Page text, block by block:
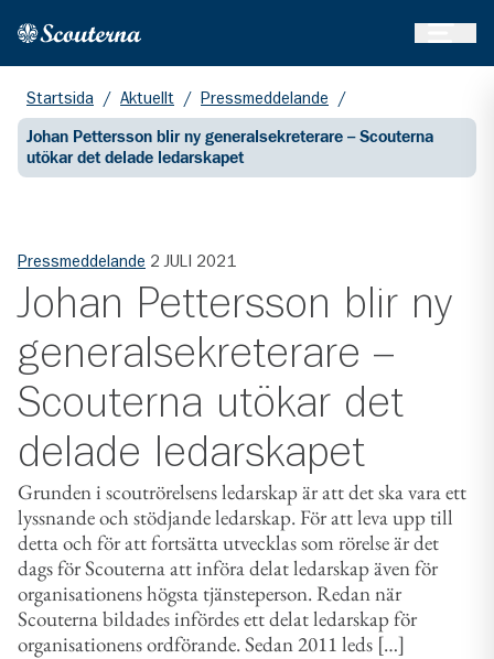
Hem
Startsida / Aktuellt / Pressmeddelande /
Johan Pettersson blir ny generalsekreterare – Scouterna
utökar det delade ledarskapet
Pressmeddelande 2 JULI 2021
Johan Pettersson blir ny
generalsekreterare –
Scouterna utökar det
delade ledarskapet
Grunden i scoutrörelsens ledarskap är att det ska vara ett
lyssnande och stödjande ledarskap. För att leva upp till
detta och för att fortsätta utvecklas som rörelse är det
dags för Scouterna att införa delat ledarskap även för
organisationens högsta tjänsteperson. Redan när
Scouterna bildades infördes ett delat ledarskap för
organisationens ordförande. Sedan 2011 leds […]